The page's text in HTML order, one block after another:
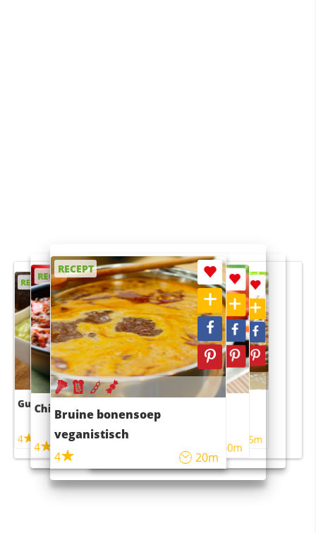
RECEPT
Guacamole
4
RECEPT
Chili con carne
4 45m
RECEPT
Bruine bonensoep
veganistisch
4
20m
RECEPT
Sushi rijstsalade
maaltijdsalade
40m
RECEPT
4 55m